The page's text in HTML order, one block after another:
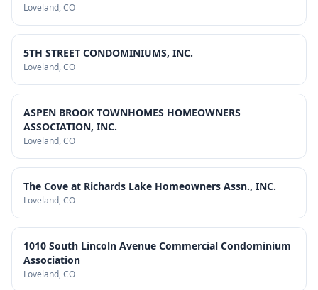
Loveland, CO
5TH STREET CONDOMINIUMS, INC.
Loveland, CO
ASPEN BROOK TOWNHOMES HOMEOWNERS
ASSOCIATION, INC.
Loveland, CO
The Cove at Richards Lake Homeowners Assn., INC.
Loveland, CO
1010 South Lincoln Avenue Commercial Condominium
Association
Loveland, CO